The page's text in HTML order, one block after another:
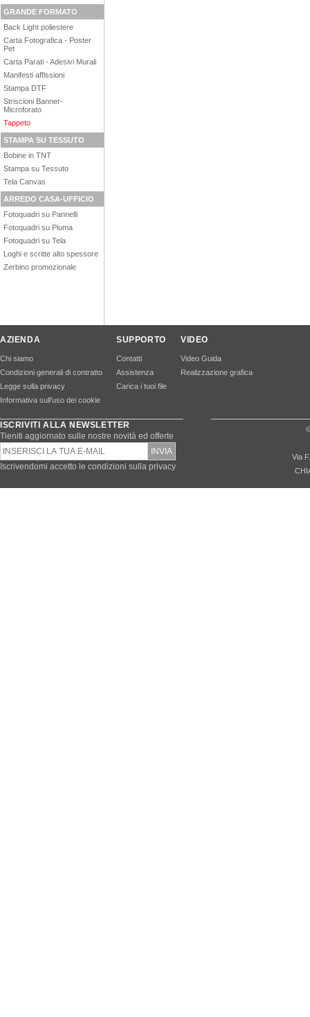
GRANDE FORMATO
Back Light poliestere
Carta Fotografica - Poster
Pet
Carta Parati - Adesivi Murali
Manifesti affissioni
Stampa DTF
Striscioni Banner-
Microforato
Tappeto
STAMPA SU TESSUTO
Bobine in TNT
Stampa su Tessuto
Tela Canvas
ARREDO CASA-UFFICIO
Fotoquadri su Pannelli
Fotoquadri su Piuma
Fotoquadri su Tela
Loghi e scritte alto spessore
Zerbino promozionale
AZIENDA
Chi siamo
Condizioni generali di contratto
Legge sulla privacy
Informativa sull’uso dei cookie
SUPPORTO
Contatti
Assistenza
Carica i tuoi file
VIDEO
Video Guida
Realizzazione grafica
ISCRIVITI ALLA NEWSLETTER
Tieniti aggiornato sulle nostre novità ed offerte
Iscrivendomi accetto le condizioni sulla privacy
Via